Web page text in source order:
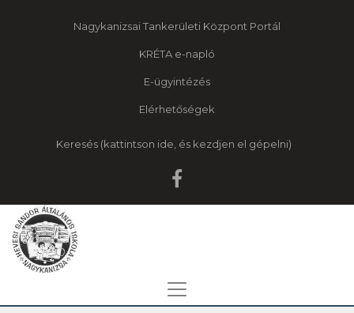
Nagykanizsai Tankerületi Központ Portál
KRÉTA e-napló
E-ügyintézés
Elérhetőségek
Keresés